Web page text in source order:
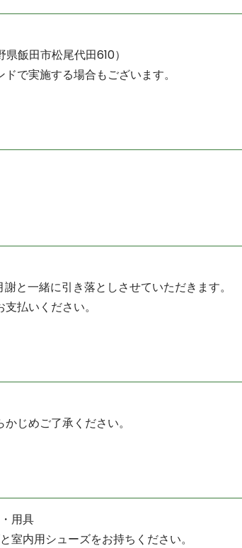
飯田市松尾代田610）
で実施する場合もございます。
と一緒に引き落としさせていただきます。
払いください。
じめご了承ください。
用具
室内用シューズをお持ちください。